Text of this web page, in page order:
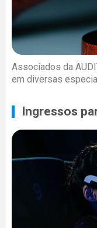
Associados da
em diversas
Ingressos